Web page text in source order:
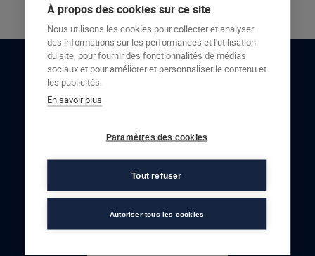
RESTONS EN CONTACT
À propos des cookies sur ce site
Nous utilisons les cookies pour collecter et analyser
des informations sur les performances et l'utilisation
du site, pour fournir des fonctionnalités de médias
sociaux et pour améliorer et personnaliser le contenu et
les publicités.
En savoir plus
Paramètres des cookies
Tout refuser
Autoriser tous les cookies